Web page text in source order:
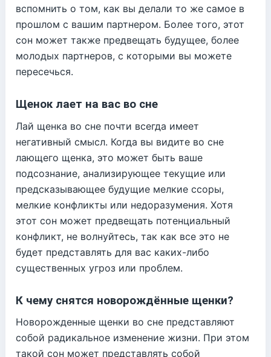
вспомнить о том, как вы делали то же самое в
прошлом с вашим партнером. Более того, этот
сон может также предвещать будущее, более
молодых партнеров, с которыми вы можете
пересечься.
Щенок лает на вас во сне
Лай щенка во сне почти всегда имеет
негативный смысл. Когда вы видите во сне
лающего щенка, это может быть ваше
подсознание, анализирующее текущие или
предсказывающее будущие мелкие ссоры,
мелкие конфликты или недоразумения. Хотя
этот сон может предвещать потенциальный
конфликт, не волнуйтесь, так как все это не
будет представлять для вас каких-либо
существенных угроз или проблем.
К чему снятся новорождённые щенки?
Новорожденные щенки во сне представляют
собой радикальное изменение жизни. При этом
такой сон может представлять собой